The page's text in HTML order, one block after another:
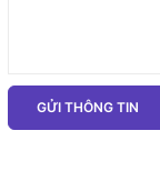
GỬI THÔNG TIN